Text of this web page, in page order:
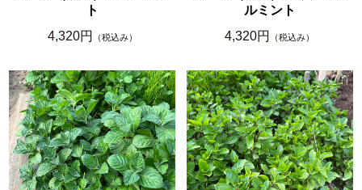
ト
4,320円
（税込み）
ルミント
4,320円
（税込み）